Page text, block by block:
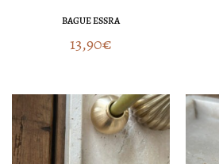
BAGUE ESSRA
13,90€